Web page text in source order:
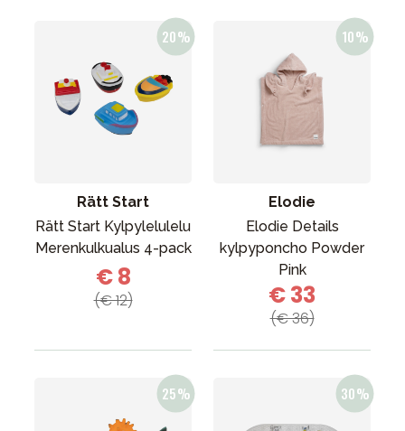
Rätt Start
Rätt Start Kylpylelulelu
Merenkulkualus 4-pack
€ 8
(€ 12)
Elodie
Elodie Details
kylpyponcho Powder
Pink
€ 33
(€ 36)